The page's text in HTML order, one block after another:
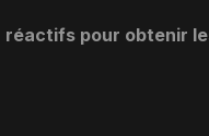
réactifs pour obtenir